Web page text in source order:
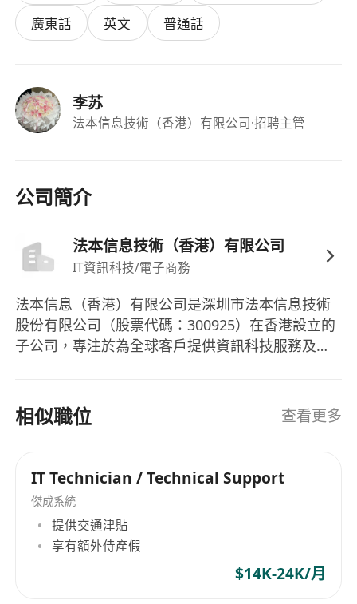
廣東話
英文 普通話
李苏
法本信息技術（香港）有限公司·招聘主管
公司簡介
法本信息技術（香港）有限公司
IT資訊科技/電子商務
法本信息（香港）有限公司是深圳市法本信息技術
股份有限公司（股票代碼：300925）在香港設立的
子公司，專注於為全球客戶提供資訊科技服務及數
業經驗，致力為亞太區及全球客戶提供高效益的數
碼轉型服務，協助企業應對技術挑戰，推動業務創
相似職位 查看更多
IT Technician / Technical Support
傑成系統
提供交通津貼
享有額外侍產假
$14K-24K/月